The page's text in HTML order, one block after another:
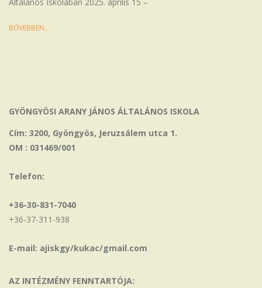
BŐVEBBEN…
GYÖNGYÖSI ARANY JÁNOS ÁLTALÁNOS ISKOLA
Cím: 3200, Gyöngyös, Jeruzsálem utca 1.
OM : 031469/001
Telefon:
+36-30-831-7040
+36-37-311-938
E-mail: ajiskgy/kukac/gmail.com
AZ INTÉZMÉNY FENNTARTÓJA: